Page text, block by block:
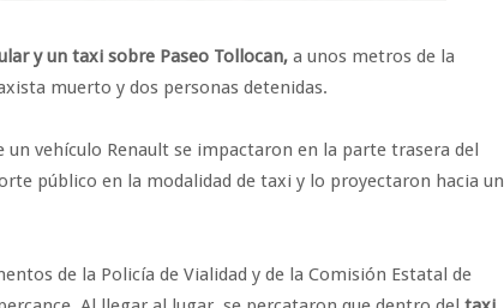
y un taxi sobre Paseo Tollocan, a unos metros de la
muerto y dos personas detenidas.
vehículo Renault se impactaron en la parte trasera del
público en la modalidad de taxi y lo proyectaron hacia un
de la Policía de Vialidad y de la Comisión Estatal de